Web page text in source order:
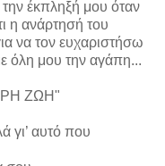
την έκπληξή μου όταν
η ανάρτησή του
να τον ευχαριστήσω
όλη μου την αγάπη...
ΖΩΗ"
γι’ αυτό που